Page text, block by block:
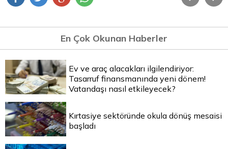
En Çok Okunan Haberler
Ev ve araç alacakları ilgilendiriyor:
Tasarruf finansmanında yeni dönem!
Vatandaşı nasıl etkileyecek?
Kırtasiye sektöründe okula dönüş mesaisi
başladı